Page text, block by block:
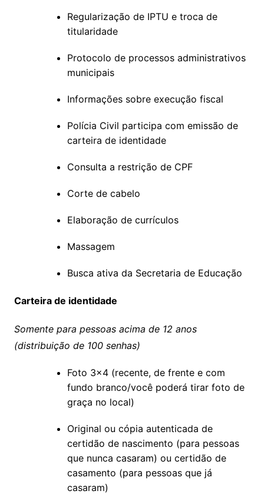
Regularização de IPTU e troca de
titularidade
Protocolo de processos administrativos
municipais
Informações sobre execução fiscal
Polícia Civil participa com emissão de
carteira de identidade
Consulta a restrição de CPF
Corte de cabelo
Elaboração de currículos
Massagem
Busca ativa da Secretaria de Educação
Carteira de identidade
Somente para pessoas acima de 12 anos
(distribuição de 100 senhas)
Foto 3×4 (recente, de frente e com
fundo branco/você poderá tirar foto de
graça no local)
Original ou cópia autenticada de
certidão de nascimento (para pessoas
que nunca casaram) ou certidão de
casamento (para pessoas que já
casaram)